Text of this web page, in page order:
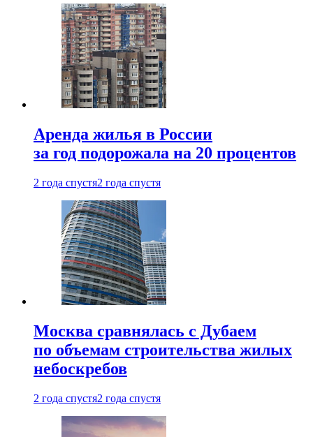
Аренда жилья в России
за год подорожала на 20 процентов
2 года спустя2 года спустя
Москва сравнялась с Дубаем
по объемам строительства жилых
небоскребов
2 года спустя2 года спустя